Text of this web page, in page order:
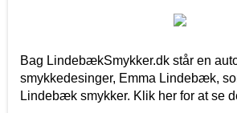
Bag LindebækSmykker.dk står en
smykkedesinger, Emma Lindebæk,
Lindebæk smykker. Klik her for at se